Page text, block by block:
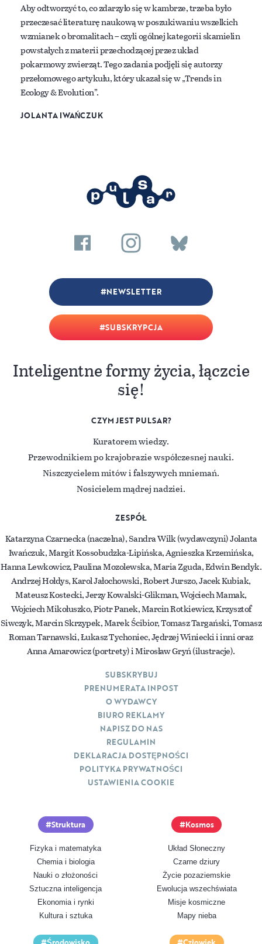
Aby odtworzyć to, co zdarzyło się w kambrze, trzeba było
przeczesać literaturę naukową w poszukiwaniu wszelkich
wzmianek o bromalitach – czyli ogólnej kategorii skamielin
powstałych z materii przechodzącej przez układ
pokarmowy zwierząt. Tego zadania podjęli się autorzy
przełomowego artykułu, który ukazał się w „Trends in
Ecology & Evolution”.
JOLANTA IWAŃCZUK
SUBSKRYPCJA
NEWSLETTER
Inteligentne formy życia, łączcie
się!
CZYM JEST PULSAR?
Kuratorem wiedzy.
Przewodnikiem po krajobrazie współczesnej nauki.
Niszczycielem mitów i fałszywych mniemań.
Nosicielem mądrej nadziei.
ZESPÓŁ
Katarzyna Czarnecka (naczelna), Sandra Wilk (wydawczyni) Jolanta
Iwańczuk, Margit Kossobudzka-Lipińska, Agnieszka Krzemińska,
Hanna Lewkowicz, Paulina Mozolewska, Maria Zguda, Edwin Bendyk.
Andrzej Hołdys, Karol Jałochowski, Robert Jurszo, Jacek Kubiak,
Mateusz Kostecki, Jerzy Kowalski-Glikman, Wojciech Mamak,
Wojciech Mikołuszko, Piotr Panek, Marcin Rotkiewicz, Krzysztof
Siwczyk, Marcin Skrzypek, Marek Ścibior, Tomasz Targański, Tomasz
Roman Tarnawski, Łukasz Tychoniec, Jędrzej Winiecki i inni oraz
Anna Amarowicz (portrety) i Mirosław Gryń (ilustracje).
Struktura
Fizyka i matematyka
Chemia i biologia
Nauki o złożoności
Sztuczna inteligencja
Ekonomia i rynki
Kultura i sztuka
Kosmos
Układ Słoneczny
Czarne dziury
Życie pozaziemskie
Ewolucja wszechświata
Misje kosmiczne
Mapy nieba
SUBSKRYBUJ
PRENUMERATA INPOST
O WYDAWCY
BIURO REKLAMY
NAPISZ DO NAS
REGULAMIN
DEKLARACJA DOSTĘPNOŚCI
POLITYKA PRYWATNOŚCI
USTAWIENIA COOKIE